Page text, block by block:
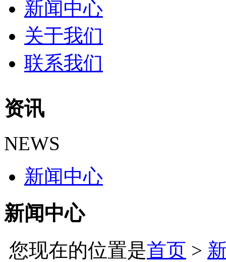
新闻中心
关于我们
联系我们
资讯
NEWS
新闻中心
新闻中心
您现在的位置是首页 >